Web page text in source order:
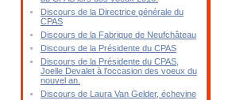
Discours de la Directrice générale du
CPAS
Discours de la Fabrique de Neufchâteau
Discours de la Présidente du CPAS
Discours de la Présidente du CPAS,
Joelle Devalet à l'occasion des voeux du
nouvel an.
Discours de Laura Van Gelder, échevine